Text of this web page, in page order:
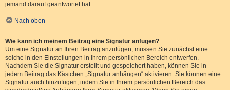
jemand darauf geantwortet hat.
Nach oben
Wie kann ich meinem Beitrag eine Signatur anfügen?
Um eine Signatur an Ihren Beitrag anzufügen, müssen Sie zunächst eine
solche in den Einstellungen in Ihrem persönlichen Bereich entwerfen.
Nachdem Sie die Signatur erstellt und gespeichert haben, können Sie in
jedem Beitrag das Kästchen „Signatur anhängen“ aktivieren. Sie können eine
Signatur auch hinzufügen, indem Sie in Ihrem persönlichen Bereich das